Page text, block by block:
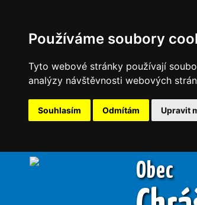
Používáme soubory
Tyto webové stránky používají
analýzy návštěvnosti webových
Souhlasím Odmítám Upravit
Obec